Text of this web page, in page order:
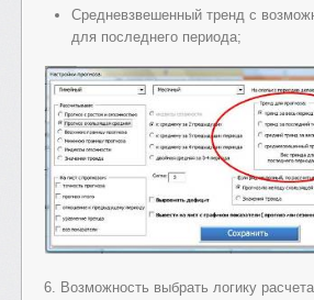
Средневзвешенный тренд с
для последнего периода;
6. Возможность выбрать логику